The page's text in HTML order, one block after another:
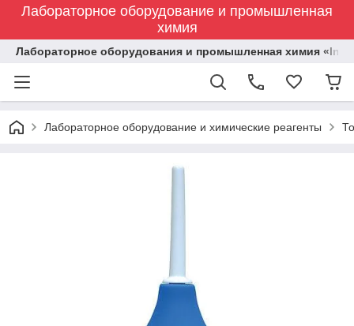
Лабораторное оборудование и промышленная
химия
Лабораторное оборудования и промышленная химия
Лабораторное оборудование и химические реагенты